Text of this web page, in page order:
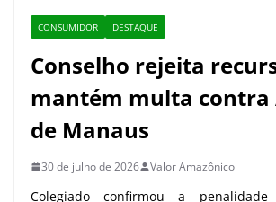
CONSUMIDOR DESTAQUE
Conselho rejeita
mantém multa contra
de Manaus
30 de julho de 2026 Valor Amazônico
Colegiado confirmou a